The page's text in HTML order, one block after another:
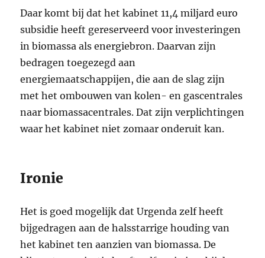
Daar komt bij dat het kabinet 11,4 miljard euro
subsidie heeft gereserveerd voor investeringen
in biomassa als energiebron. Daarvan zijn
bedragen toegezegd aan
energiemaatschappijen, die aan de slag zijn
met het ombouwen van kolen- en gascentrales
naar biomassacentrales. Dat zijn verplichtingen
waar het kabinet niet zomaar onderuit kan.
Ironie
Het is goed mogelijk dat Urgenda zelf heeft
bijgedragen aan de halsstarrige houding van
het kabinet ten aanzien van biomassa. De